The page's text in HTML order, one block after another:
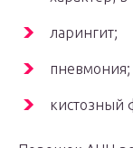
ларингит;
пневмония;
кистозный